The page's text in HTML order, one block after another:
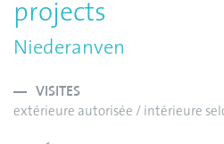
projects
Niederanven
VISITES
extérieure autorisée / intérieure